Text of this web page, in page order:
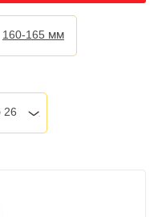
160-165 мм
26